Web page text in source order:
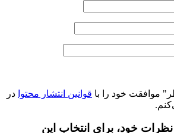
موافقت خود را با قوانین انتشار محتوا در
خود، برای انتخاب این